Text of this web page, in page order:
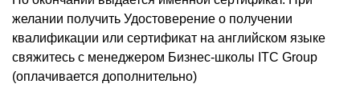
желании получить Удостоверение о получении
квалификации или сертификат на английском языке
свяжитесь с менеджером Бизнес-школы ITC Group
(оплачивается дополнительно)